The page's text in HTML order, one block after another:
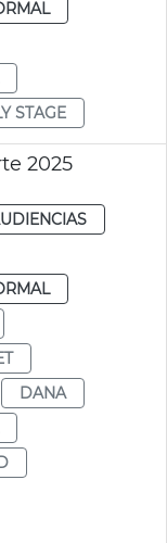
STAGE
2025
DANA